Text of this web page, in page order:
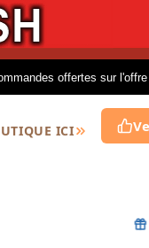
offertes sur l'offre
ICI